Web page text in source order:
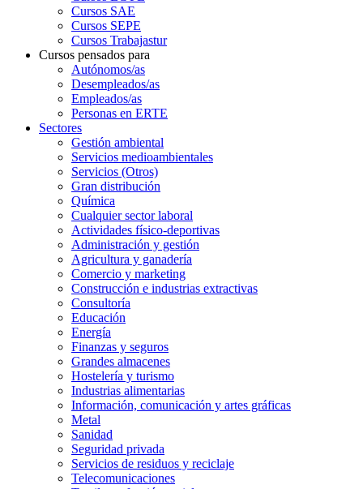
Cursos SAE
Cursos SEPE
Cursos Trabajastur
Cursos pensados para
Autónomos/as
Desempleados/as
Empleados/as
Personas en ERTE
Sectores
Gestión ambiental
Servicios medioambientales
Servicios (Otros)
Gran distribución
Química
Cualquier sector laboral
Actividades físico-deportivas
Administración y gestión
Agricultura y ganadería
Comercio y marketing
Construcción e industrias extractivas
Consultoría
Educación
Energía
Finanzas y seguros
Grandes almacenes
Hostelería y turismo
Industrias alimentarias
Información, comunicación y artes gráficas
Metal
Sanidad
Seguridad privada
Servicios de residuos y reciclaje
Telecomunicaciones